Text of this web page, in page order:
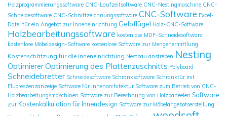
Holzprogrammierungssoftware CNC-Laufzeitsoftware CNC-Nestingmaschine CNC-
Schneidesoftware CNC-Schnittzeichnungssoftware CNC-Software Excel-
Datei für ein Angebot zur Inneneinrichtung Gelbflügel Holz-CNC-Software
Holzbearbeitungssoftware kostenlose MDF-Schneidesoftware
kostenlose Möbeldesign-Software kostenlose Software zur Mengenermittlung
Kostenschätzung für die Inneneinrichtung Nestbau anstreben Nesting
OptimiererOptimierung des Plattenzuschnitts Polyboard
Schneidebretter Schneidesoftware Schranksoftware Schranktür mit
Fluoreszenzanzeige Software für Innenarchitektur Software zum Betrieb von CNC-
Holzbearbeitungsmaschinen Software zur Berechnung von Holzpaneelen Software
zur Kostenkalkulation für Innendesign Software zur Möbelangebotserstellung